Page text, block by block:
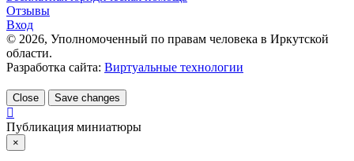
Отзывы
Вход
© 2026, Уполномоченный по правам человека в Иркутской
области.
Разработка сайта: Виртуальные технологии
Close Save changes
Публикация миниатюры
×